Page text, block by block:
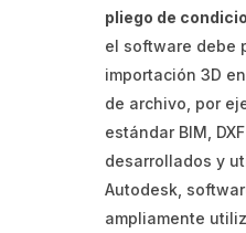
pliego de
el software debe
importación 3D
de archivo, por
estándar BIM, DXF
desarrollados y
Autodesk,
ampliamente